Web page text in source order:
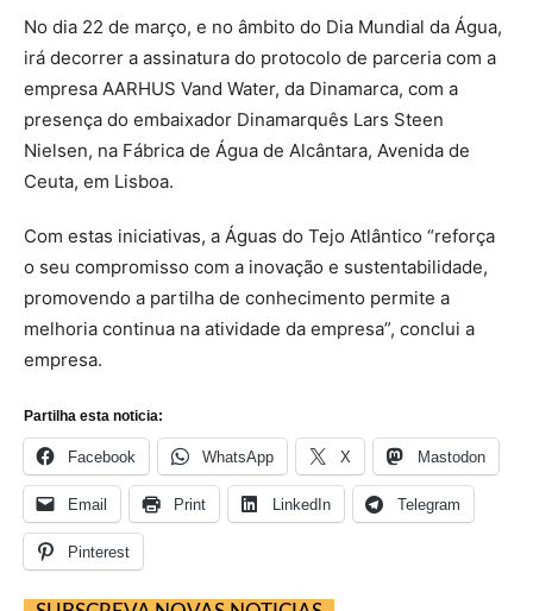
No dia 22 de março, e no âmbito do Dia Mundial da Água,
irá decorrer a assinatura do protocolo de parceria com a
empresa AARHUS Vand Water, da Dinamarca, com a
presença do embaixador Dinamarquês Lars Steen
Nielsen, na Fábrica de Água de Alcântara, Avenida de
Ceuta, em Lisboa.
Com estas iniciativas, a Águas do Tejo Atlântico “reforça
o seu compromisso com a inovação e sustentabilidade,
promovendo a partilha de conhecimento permite a
melhoria continua na atividade da empresa”, conclui a
empresa.
Partilha esta noticia:
Facebook WhatsApp X Mastodon
Email Print LinkedIn Telegram
Pinterest